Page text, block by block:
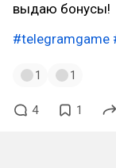
выдаю бонусы!
#telegramgame
1 1
4 1